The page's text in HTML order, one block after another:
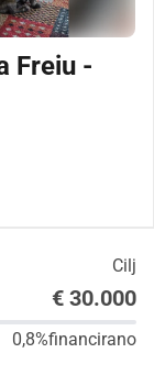
Freiu -
Cilj
€ 30.000
0,8%financirano